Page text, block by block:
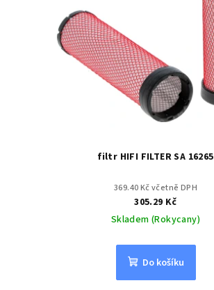
filtr HIFI FILTER SA 16265
369.40 Kč včetně DPH
305.29 Kč
Skladem (Rokycany)
Do košíku